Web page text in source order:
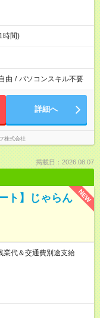
時間)
由 / パソコンスキル不要
詳細へ
株式会社
掲載日：2026.08.07
NEW
ト】じゃらん
代＆交通費別途支給